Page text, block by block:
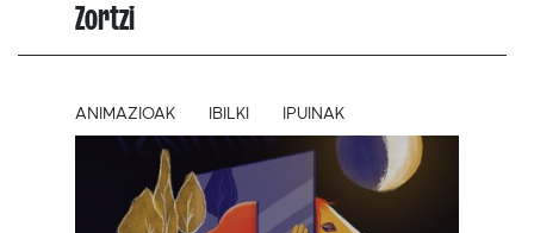
Zortzi
ANIMAZIOAK IBILKI IPUINAK